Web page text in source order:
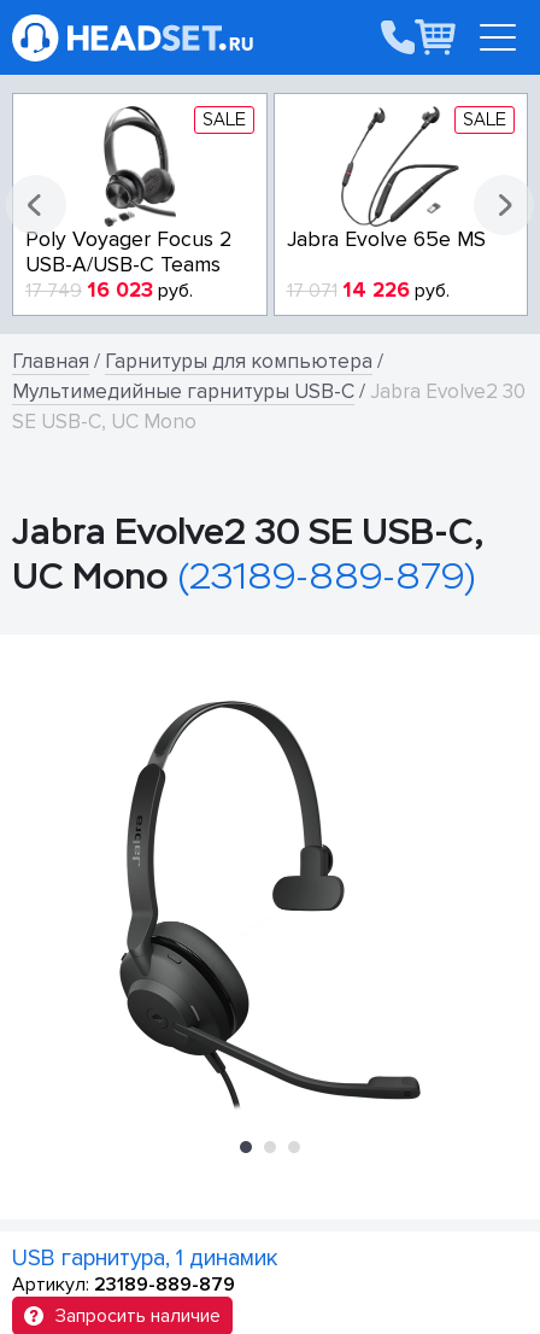
SALE
Poly Voyager Focus 2
USB-A/USB-C Teams
17 749 16 023 руб.
SALE
Jabra Evolve 65e MS
17 071 14 226руб.
Главная / Гарнитуры для компьютера /
Мультимедийные гарнитуры USB-C/ Jabra Evolve2 30
SE USB-C, UC Mono
Jabra Evolve2 30 SE USB-C,
UC Mono (23189-889-879)
USB гарнитура, 1 динамик
Артикул: 23189-889-879
Запросить наличие